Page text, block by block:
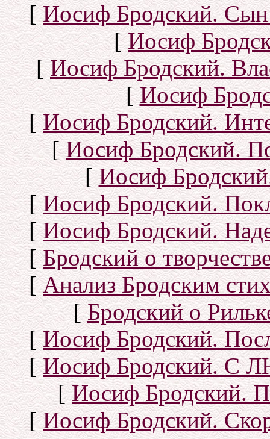
[Иосиф Бродский.
[Иосиф
[Иосиф Бродский.
[Иосиф
[Иосиф Бродский.
[Иосиф Бродский.
[Иосиф
[Иосиф Бродский.
[Иосиф Бродский.
[Бродский о
[Анализ Бродским
[Бродский о
[Иосиф Бродский.
[Иосиф Бродский. С
[Иосиф Бродский.
[Иосиф Бродский.